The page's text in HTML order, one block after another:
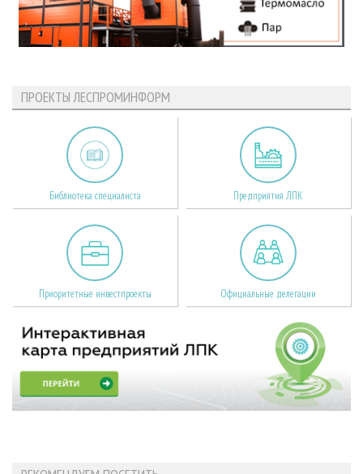
ПРОЕКТЫ ЛЕСПРОМИНФОРМ
Библиотека специалиста Предприятия ЛПК
Приоритетные инвестпроекты Официальные делегации